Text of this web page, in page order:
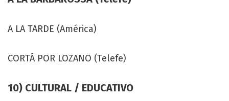
A LA TARDE (América)
CORTÁ POR LOZANO (Telefe)
10) CULTURAL / EDUCATIVO